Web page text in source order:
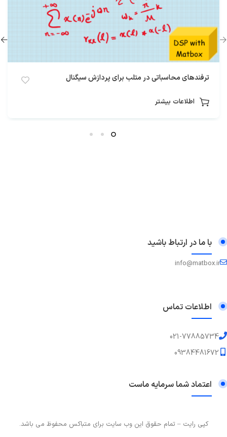
ترفندهای محاسباتی در متلب برای پردازش سیگنال
اطلاعات بیشتر
با ما در ارتباط باشید
info@matbox.ir
اطلاعات تماس
021-77885734
09384481672
اعتماد شما سرمایه ماست
کپی رایت – تمام حقوق این وب سایت برای متباکس محفوظ می باشد.